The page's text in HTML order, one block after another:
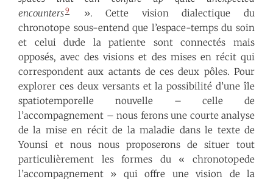
encounters9
». Cette vision dialectique du
chronotope sous-entend que l’espace-temps du soin
et celui du·de la patient·e sont connectés mais
opposés, avec des visions et des mises en récit qui
correspondent aux actants de ces deux pôles. Pour
explorer ces deux versants et la possibilité d’une île
spatiotemporelle nouvelle – celle de
l’accompagnement – nous ferons une courte analyse
de la mise en récit de la maladie dans le texte de
Younsi et nous nous proposerons de situer tout
particulièrement les formes du « chronotopede
l’accompagnement » qui offre une vision de la